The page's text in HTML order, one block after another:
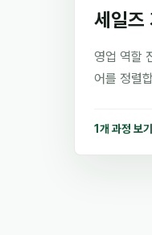
세일즈
영업 역할
어를 정렬
1개 과정 보기